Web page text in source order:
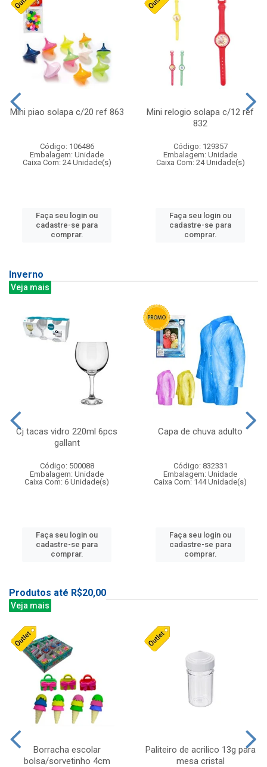
Mini piao solapa c/20 ref 863
Código: 106486
Embalagem: Unidade
Caixa Com: 24 Unidade(s)
Faça seu login ou
cadastre-se para
comprar.
Mini relogio solapa c/12 ref
832
Código: 129357
Embalagem: Unidade
Caixa Com: 24 Unidade(s)
Faça seu login ou
cadastre-se para
comprar.
Inverno
Veja mais
Cj tacas vidro 220ml 6pcs
gallant
Código: 500088
Embalagem: Unidade
Caixa Com: 6 Unidade(s)
Faça seu login ou
cadastre-se para
comprar.
Capa de chuva adulto
Código: 832331
Embalagem: Unidade
Caixa Com: 144 Unidade(s)
Faça seu login ou
cadastre-se para
comprar.
Produtos até R$20,00
Veja mais
Borracha escolar
bolsa/sorvetinho 4cm
Paliteiro de acrilico 13g para
mesa cristal